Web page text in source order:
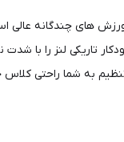
ورزش های چندگانه